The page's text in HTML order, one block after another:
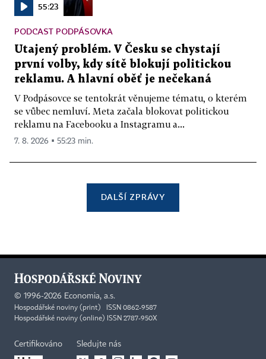
55:23
PODCAST PODPÁSOVKA
Utajený problém. V Česku se chystají
první volby, kdy sítě blokují politickou
reklamu. A hlavní oběť je nečekaná
V Podpásovce se tentokrát věnujeme tématu, o kterém
se vůbec nemluví. Meta začala blokovat politickou
reklamu na Facebooku a Instagramu a...
7. 8. 2026 ▪ 55:23 min.
DALŠÍ ZPRÁVY
© 1996-2026 Economia, a.s.
Hospodářské noviny (print) ISSN 0862-9587
Hospodářské noviny (online) ISSN 2787-950X
Certifikováno Sledujte nás